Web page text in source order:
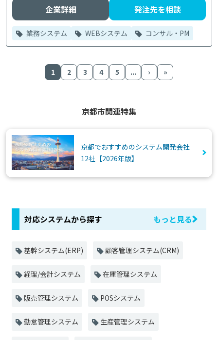
企業詳細 発注先を相談
業務システム WEBシステム コンサル・PM
1 2 3 4 5 ... › »
京都市関連特集
京都でおすすめのシステム開発会社
12社【2026年版】
対応システムから探す もっと見る
基幹システム(ERP) 顧客管理システム(CRM)
経理/会計システム 在庫管理システム
販売管理システム POSシステム
勤怠管理システム 生産管理システム